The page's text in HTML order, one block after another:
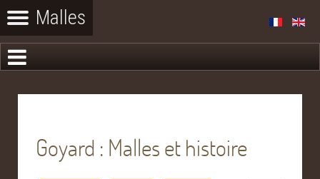
Goyard : Malles et histoire